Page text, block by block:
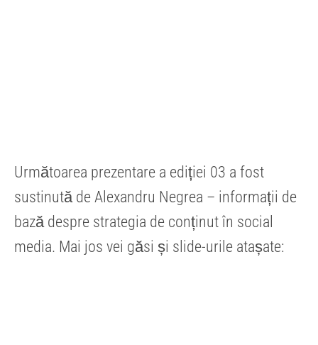
Următoarea prezentare a ediției 03 a fost
sustinută de Alexandru Negrea – informații de
bază despre strategia de conținut în social
media. Mai jos vei găsi și slide-urile atașate: